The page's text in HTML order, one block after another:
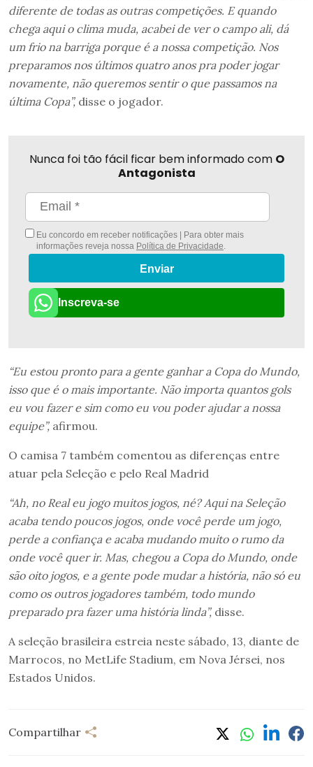
diferente de todas as outras competições. E quando
chega aqui o clima muda, acabei de ver o campo ali, dá
um frio na barriga porque é a nossa competição. Nos
preparamos nos últimos quatro anos pra poder jogar
novamente, não queremos sentir o que passamos na
última Copa”, disse o jogador.
Nunca foi tão fácil ficar bem informado com O
Antagonista
Eu concordo em receber notificações | Para obter mais
informações reveja nossa Política de Privacidade
Enviar
Inscreva-se
“Eu estou pronto para a gente ganhar a Copa do Mundo,
isso que é o mais importante. Não importa quantos gols
eu vou fazer e sim como eu vou poder ajudar a nossa
equipe”, afirmou.
O camisa 7 também comentou as diferenças entre
atuar pela Seleção e pelo Real Madrid
“Ah, no Real eu jogo muitos jogos, né? Aqui na Seleção
acaba tendo poucos jogos, onde você perde um jogo,
perde a confiança e acaba mudando muito o rumo da
onde você quer ir. Mas, chegou a Copa do Mundo, onde
são oito jogos, e a gente pode mudar a história, não só eu
como os outros jogadores também, todo mundo
preparado pra fazer uma história linda”, disse.
A seleção brasileira estreia neste sábado, 13, diante de
Marrocos, no MetLife Stadium, em Nova Jérsei, nos
Estados Unidos.
Compartilhar